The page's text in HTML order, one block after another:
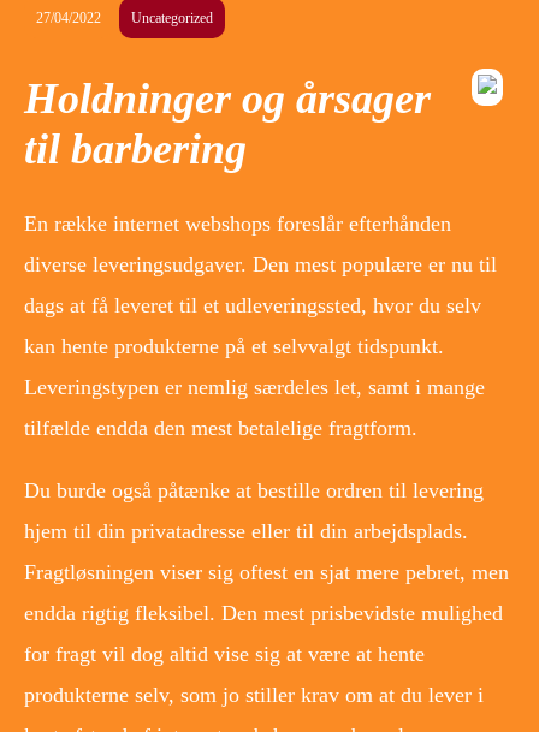
27/04/2022 Uncategorized
Holdninger og årsager
til barbering
En række internet webshops foreslår efterhånden
diverse leveringsudgaver. Den mest populære er nu til
dags at få leveret til et udleveringssted, hvor du selv
kan hente produkterne på et selvvalgt tidspunkt.
Leveringstypen er nemlig særdeles let, samt i mange
tilfælde endda den mest betalelige fragtform.
Du burde også påtænke at bestille ordren til levering
hjem til din privatadresse eller til din arbejdsplads.
Fragtløsningen viser sig oftest en sjat mere pebret, men
endda rigtig fleksibel. Den mest prisbevidste mulighed
for fragt vil dog altid vise sig at være at hente
produkterne selv, som jo stiller krav om at du lever i